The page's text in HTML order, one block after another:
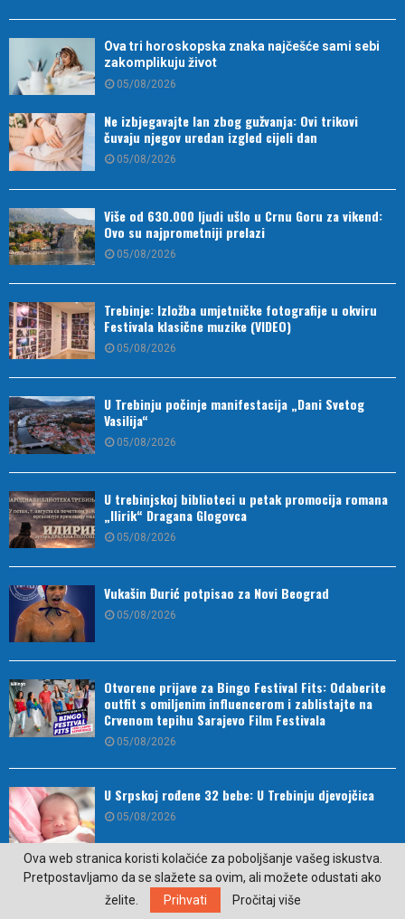
Ova tri horoskopska znaka najčešće sami sebi
zakomplikuju život
05/08/2026
Ne izbjegavajte lan zbog gužvanja: Ovi trikovi
čuvaju njegov uredan izgled cijeli dan
05/08/2026
Više od 630.000 ljudi ušlo u Crnu Goru za vikend:
Ovo su najprometniji prelazi
05/08/2026
Trebinje: Izložba umjetničke fotografije u okviru
Festivala klasične muzike (VIDEO)
05/08/2026
U Trebinju počinje manifestacija „Dani Svetog
Vasilija“
05/08/2026
U trebinjskoj biblioteci u petak promocija romana
„Ilirik“ Dragana Glogovca
05/08/2026
Vukašin Đurić potpisao za Novi Beograd
05/08/2026
Otvorene prijave za Bingo Festival Fits: Odaberite
outfit s omiljenim influencerom i zablistajte na
Crvenom tepihu Sarajevo Film Festivala
05/08/2026
U Srpskoj rođene 32 bebe: U Trebinju djevojčica
05/08/2026
Četiri znaka ulaze u srećniji period, promjene
počinju
Ova web stranica koristi kolačiće za poboljšanje vašeg iskustva.
Pretpostavljamo da se slažete sa ovim, ali možete odustati ako
želite.
Prihvati Pročitaj više